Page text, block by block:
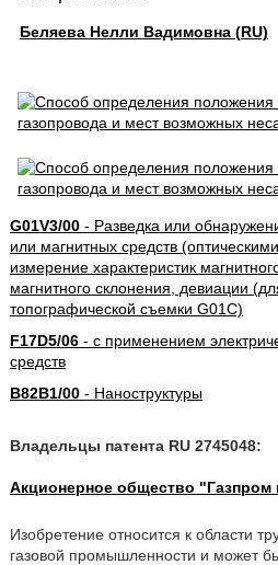
Беляева Нелли Вадимовна (RU)
G01V3/00- Разведка или
или магнитных средств
измерение характеристик
магнитного склонения, девиации
топографической съемки G01C)
F17D5/06- с применением
средств
B82B1/00- Наноструктуры
Владельцы патента RU 2745048:
Акционерное общество "Газпром
Изобретение относится к области
газовой промышленности и может